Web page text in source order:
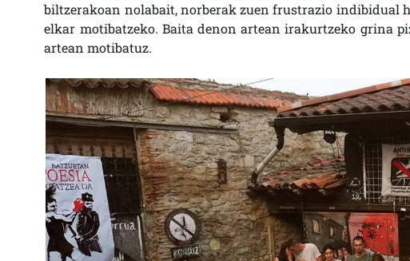
biltzerakoan nolabait, norberak zuen frustrazio indibidual
elkar motibatzeko. Baita denon artean irakurtzeko grina
artean motibatuz.